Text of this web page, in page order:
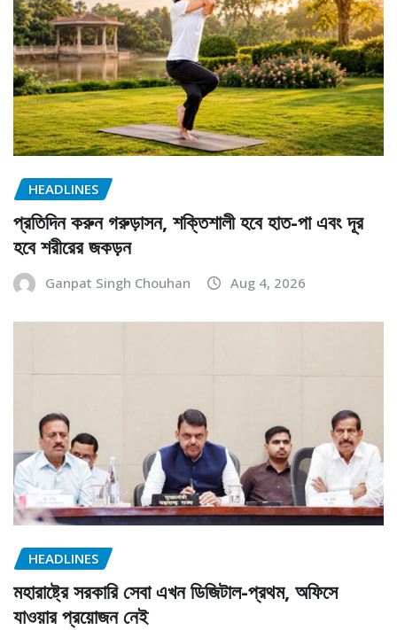
HEADLINES
প্রতিদিন করুন গরুড়াসন, শক্তিশালী হবে হাত-পা এবং দূর
হবে শরীরের জকড়ন
Ganpat Singh Chouhan Aug 4, 2026
HEADLINES
মহারাষ্ট্রে সরকারি সেবা এখন ডিজিটাল-প্রথম, অফিসে
যাওয়ার প্রয়োজন নেই